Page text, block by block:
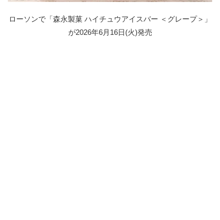
ローソンで「森永製菓 ハイチュウアイスバー ＜グレープ＞」
が2026年6月16日(火)発売